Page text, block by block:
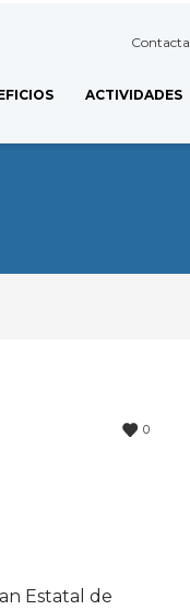
Contacta
ACTIVIDADES
0
Estatal de